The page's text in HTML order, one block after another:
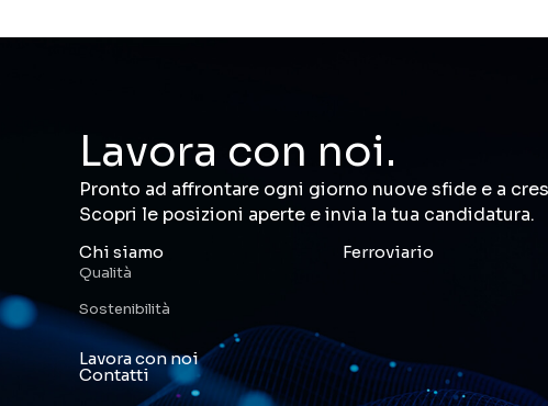
Lavora con noi.
Pronto ad affrontare ogni giorno nuove sfide e a
Scopri le posizioni aperte e invia la tua candidatura.
Chi siamo
Qualità
Sostenibilità
Lavora con noi
Contatti
Ferroviario